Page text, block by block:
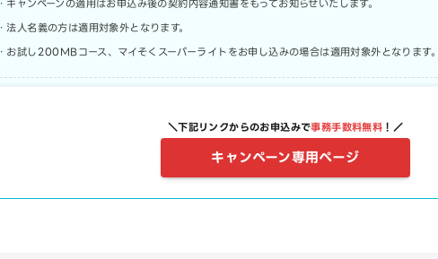
・キャンペーンの適用はお申込み後の契約内容通知書をもってお知らせいたします。
・法人名義の方は適用対象外となります。
・お試し200MBコース、マイそくスーパーライトをお申し込みの場合は適用対象外となります。
＼下記リンクからのお申込みで事務手数料無料 ！／
キャンペーン専用ページ